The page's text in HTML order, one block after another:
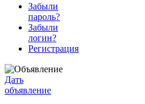
Забыли
пароль?
Забыли
логин?
Регистрация
Дать
объявление